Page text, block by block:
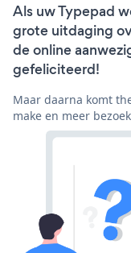
Als uw Typepad
grote uitdaging
de online
gefeliciteerd!
Maar daarna komt
make en meer